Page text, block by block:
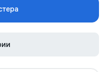
использованием
методик и
подхода.